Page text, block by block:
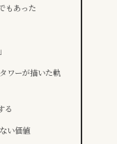
もあった
ワーが描いた軌
る
い価値